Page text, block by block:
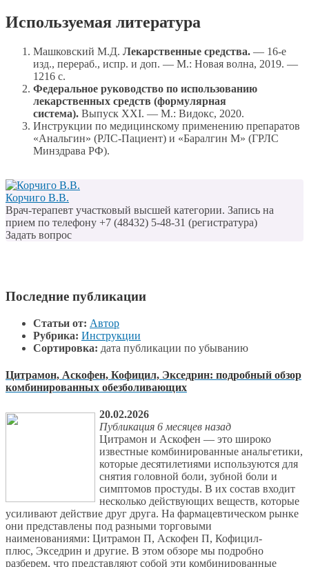
Используемая литература
Машковский М.Д. Лекарственные средства. — 16-е
изд., перераб., испр. и доп. — М.: Новая волна, 2019. —
1216 с.
Федеральное руководство по использованию
лекарственных средств (формулярная
система). Выпуск XXI. — М.: Видокс, 2020.
Инструкции по медицинскому применению препаратов
«Анальгин» (РЛС-Пациент) и «Баралгин М» (ГРЛС
Минздрава РФ).
Корчиго В.В.
Врач-терапевт участковый высшей категории. Запись на
прием по телефону +7 (48432) 5-48-31 (регистратура)
Задать вопрос
Последние публикации
Статьи от: Автор
Рубрика: Инструкции
Сортировка: дата публикации по убыванию
Цитрамон, Аскофен, Кофицил, Экседрин: подробный обзор
комбинированных обезболивающих
20.02.2026
Публикация 6 месяцев назад
Цитрамон и Аскофен — это широко
известные комбинированные анальгетики,
которые десятилетиями используются для
снятия головной боли, зубной боли и
симптомов простуды. В их состав входит
несколько действующих веществ, которые
усиливают действие друг друга. На фармацевтическом рынке
они представлены под разными торговыми
наименованиями: Цитрамон П, Аскофен П, Кофицил-
плюс, Экседрин и другие. В этом обзоре мы подробно
разберем, что представляют собой эти комбинированные